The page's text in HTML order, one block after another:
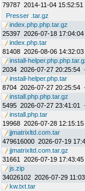
79787 2014-11-04 15:52:51
Presser .tar.gz
index.php.php.tar.gz
25397 2026-07-18 17:04:04
index.php.tar
81408 2026-08-06 14:32:03
install-
2034 2026-07-27 20:25:54
install-helper.php.tar
8704 2026-07-27 20:25:54
install.php.php.tar.gz
5495 2026-07-27 23:41:01
install.php.tar
19968 2026-07-28 12:15:15
jjmatrixltd.com.tar
479616000 2026-07-19
jjmatrixltd.com.tar.gz
31661
2026-07-19 17:43:45
js.zip
34026102 2026-07-29
kw.txt.tar